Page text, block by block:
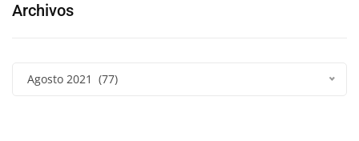
Archivos
Agosto 2021 (77)